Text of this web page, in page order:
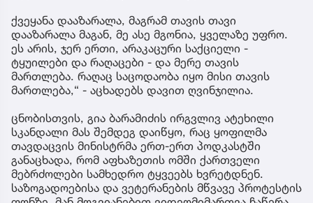
ქვეყანა დააზარალა, მაგრამ თავის თავი
დააზარალა მაგან, მე ასე მგონია, ყველაზე უფრო.
ეს არის, ჯერ ერთი, არაკაცური საქციელი -
ტყუილები და რაღაცები - და მერე თავის
მართლება. რაღაც საცოდაობა იყო მისი თავის
მართლება,“ - აცხადებს დავით ღვინჯილია.
ცნობისთვის, გია ბარამიძის ირგვლივ ატეხილი
სკანდალი მას შემდეგ დაიწყო, რაც ყოფილმა
თავდაცვის მინისტრმა ერთ-ერთ პოდკასტში
განაცხადა, რომ აფხაზეთის ომში ქართველი
მებრძოლები სამხედრო ტყვეებს ხვრეტდნენ.
საზოგადოებისა და ვეტერანების მწვავე პროტესტის